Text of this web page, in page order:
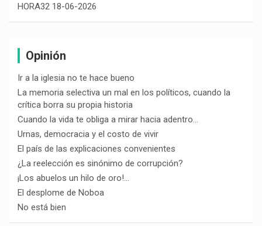
HORA32 18-06-2026
Opinión
Ir a la iglesia no te hace bueno
La memoria selectiva un mal en los políticos, cuando la
crítica borra su propia historia
Cuando la vida te obliga a mirar hacia adentro…
Urnas, democracia y el costo de vivir
El país de las explicaciones convenientes
¿La reelección es sinónimo de corrupción?
¡Los abuelos un hilo de oro!…
El desplome de Noboa
No está bien